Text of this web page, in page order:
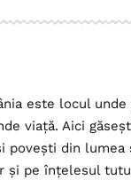
este locul unde
viață. Aici
povești din lumea
și pe înțelesul